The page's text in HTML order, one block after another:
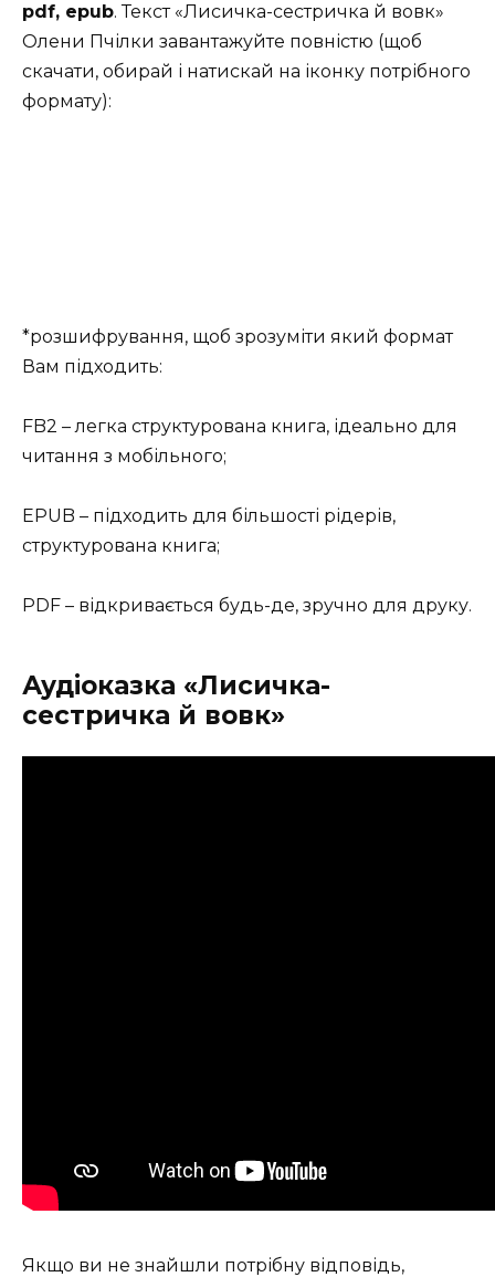
pdf, epub. Текст «Лисичка-сестричка й вовк»
Олени Пчілки завантажуйте повністю (щоб
скачати, обирай і натискай на іконку потрібного
формату):
*розшифрування, щоб зрозуміти який формат
Вам підходить:
FB2 – легка структурована книга, ідеально для
читання з мобільного;
EPUB – підходить для більшості рідерів,
структурована книга;
PDF – відкривається будь-де, зручно для друку.
Аудіоказка «Лисичка-
сестричка й вовк»
Якщо ви не знайшли потрібну відповідь,